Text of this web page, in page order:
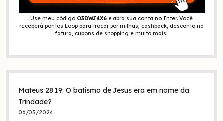
Use meu código O3DWJ4X6 e abra sua conta no Inter. Você
receberá pontos Loop para trocar por milhas, cashback, desconto na
fatura, cupons de shopping e muito mais!
Mateus 28.19: O batismo de Jesus era em nome da
Trindade?
06/05/2024